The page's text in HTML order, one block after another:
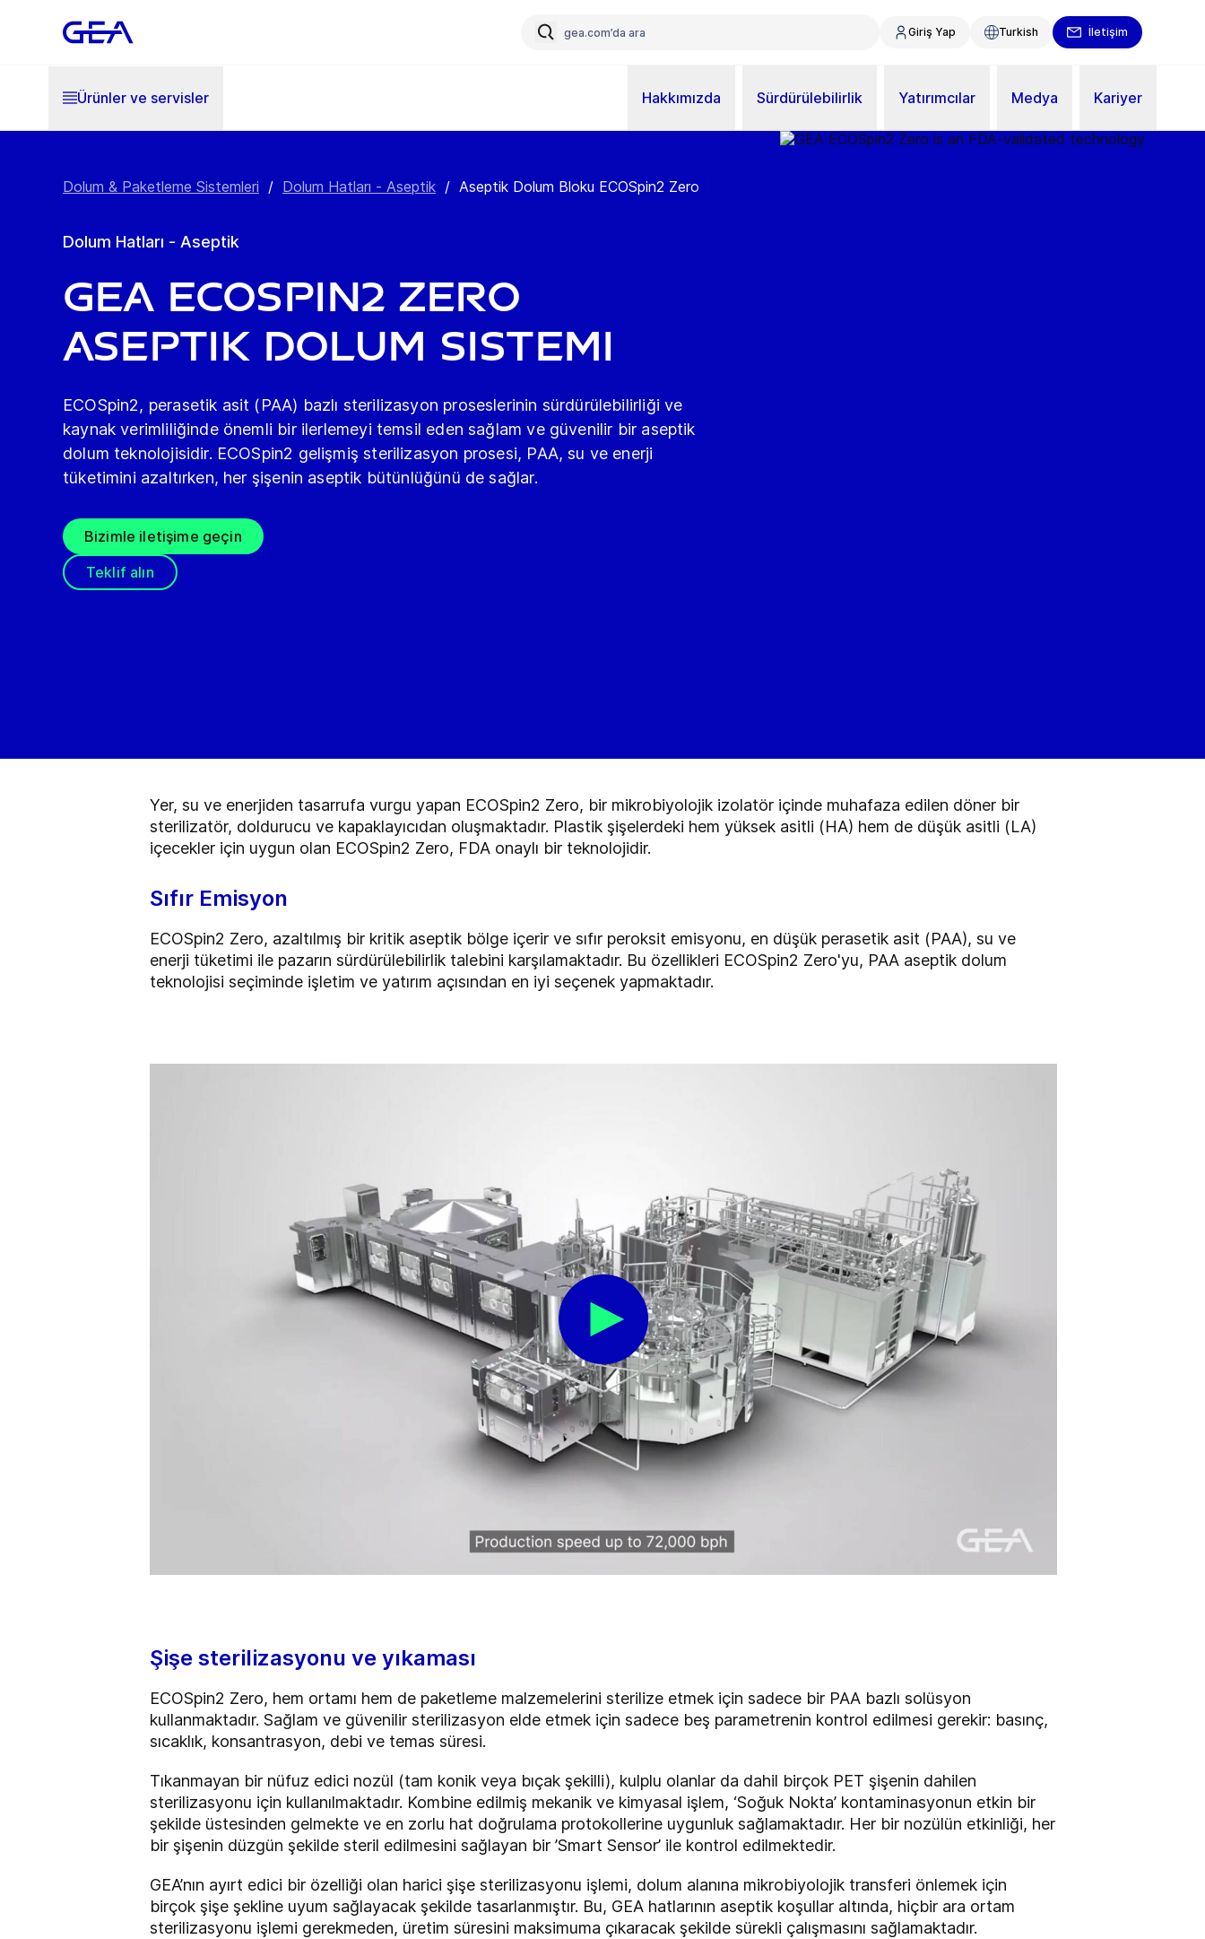
Giriş Yap Turkish İletişim
Ürünler ve servisler Hakkımızda Sürdürülebilirlik Yatırımcılar Medya Kariyer
Dolum & Paketleme Sistemleri / Dolum Hatları - Aseptik / Aseptik Dolum Bloku ECOSpin2 Zero
Dolum Hatları - Aseptik
GEA ECOSpin2 Zero
Aseptik Dolum Sistemi
ECOSpin2, perasetik asit (PAA) bazlı sterilizasyon proseslerinin sürdürülebilirliği ve
kaynak verimliliğinde önemli bir ilerlemeyi temsil eden sağlam ve güvenilir bir aseptik
dolum teknolojisidir. ECOSpin2 gelişmiş sterilizasyon prosesi, PAA, su ve enerji
tüketimini azaltırken, her şişenin aseptik bütünlüğünü de sağlar.
Bizimle iletişime geçin
Teklif alın
Yer, su ve enerjiden tasarrufa vurgu yapan ECOSpin2 Zero, bir mikrobiyolojik izolatör içinde muhafaza edilen döner bir
sterilizatör, doldurucu ve kapaklayıcıdan oluşmaktadır. Plastik şişelerdeki hem yüksek asitli (HA) hem de düşük asitli (LA)
içecekler için uygun olan ECOSpin2 Zero, FDA onaylı bir teknolojidir.
Sıfır Emisyon
ECOSpin2 Zero, azaltılmış bir kritik aseptik bölge içerir ve sıfır peroksit emisyonu, en düşük perasetik asit (PAA), su ve
enerji tüketimi ile pazarın sürdürülebilirlik talebini karşılamaktadır. Bu özellikleri ECOSpin2 Zero'yu, PAA aseptik dolum
teknolojisi seçiminde işletim ve yatırım açısından en iyi seçenek yapmaktadır.
Şişe sterilizasyonu ve yıkaması
ECOSpin2 Zero, hem ortamı hem de paketleme malzemelerini sterilize etmek için sadece bir PAA bazlı solüsyon
kullanmaktadır. Sağlam ve güvenilir sterilizasyon elde etmek için sadece beş parametrenin kontrol edilmesi gerekir: basınç,
sıcaklık, konsantrasyon, debi ve temas süresi.
Tıkanmayan bir nüfuz edici nozül (tam konik veya bıçak şekilli), kulplu olanlar da dahil birçok PET şişenin dahilen
sterilizasyonu için kullanılmaktadır. Kombine edilmiş mekanik ve kimyasal işlem, ‘Soğuk Nokta’ kontaminasyonun etkin bir
şekilde üstesinden gelmekte ve en zorlu hat doğrulama protokollerine uygunluk sağlamaktadır. Her bir nozülün etkinliği, her
bir şişenin düzgün şekilde steril edilmesini sağlayan bir ’Smart Sensor’ ile kontrol edilmektedir.
GEA’nın ayırt edici bir özelliği olan harici şişe sterilizasyonu işlemi, dolum alanına mikrobiyolojik transferi önlemek için
birçok şişe şekline uyum sağlayacak şekilde tasarlanmıştır. Bu, GEA hatlarının aseptik koşullar altında, hiçbir ara ortam
sterilizasyonu işlemi gerekmeden, üretim süresini maksimuma çıkaracak şekilde sürekli çalışmasını sağlamaktadır.